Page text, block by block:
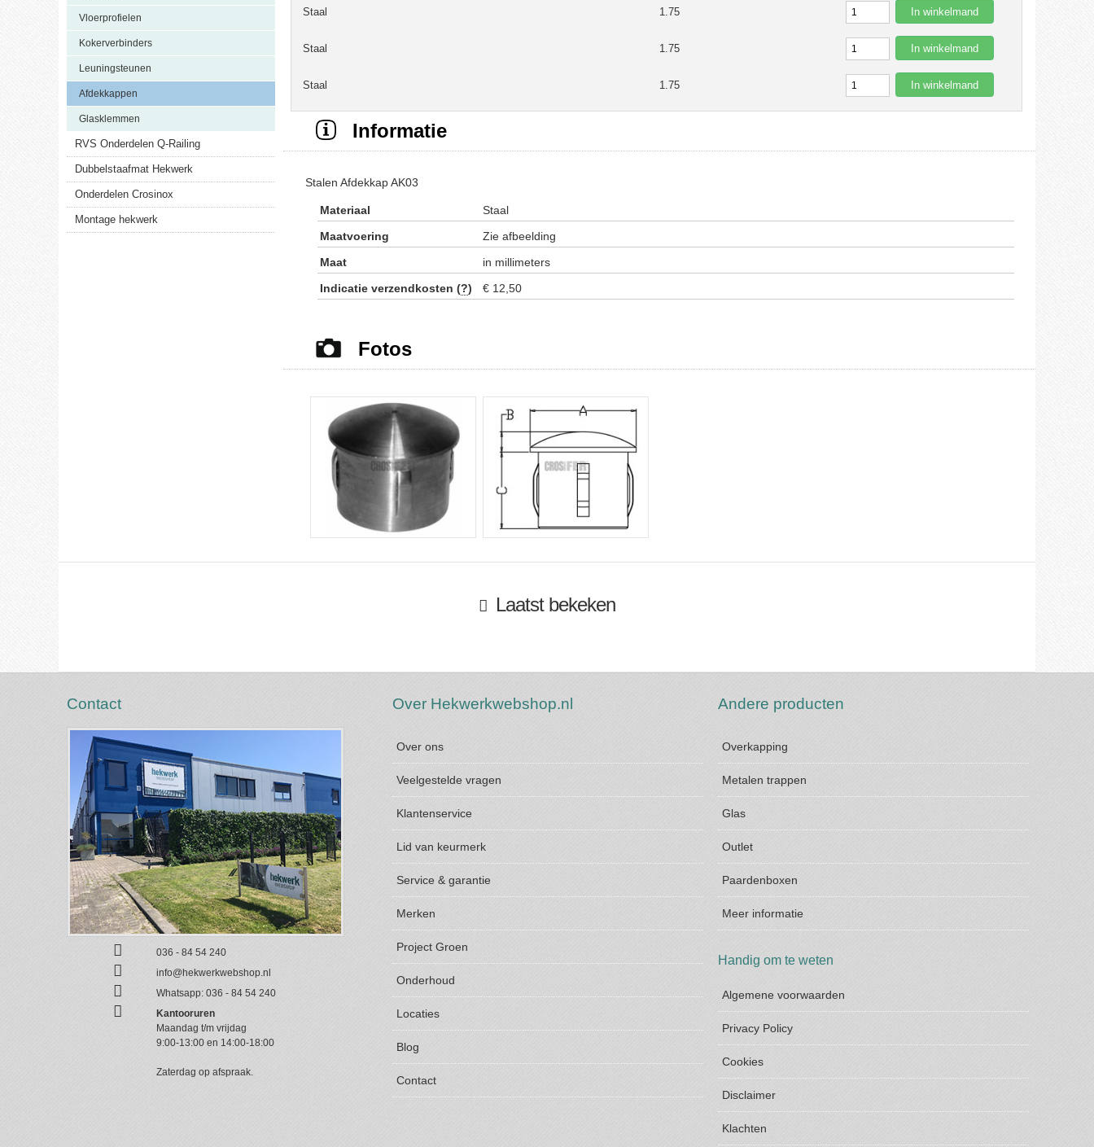
Vloerprofielen
Kokerverbinders
Leuningsteunen
Afdekkappen
Glasklemmen
RVS Onderdelen Q-Railing
Dubbelstaafmat Hekwerk
Onderdelen Crosinox
Montage hekwerk
Staal 1.75 In winkelmand
Staal 1.75 In winkelmand
Staal 1.75 In winkelmand
Informatie
Stalen Afdekkap AK03
Materiaal
Staal
Maatvoering
Zie afbeelding
Maat
in millimeters
Indicatie verzendkosten (?) € 12,50
Fotos
Laatst bekeken
Contact
036 - 84 54 240
info@hekwerkwebshop.nl
Whatsapp: 036 - 84 54 240
Kantooruren
Maandag t/m vrijdag
9:00-13:00 en 14:00-18:00
Zaterdag op afspraak.
Over Hekwerkwebshop.nl
Over ons
Veelgestelde vragen
Klantenservice
Lid van keurmerk
Service & garantie
Merken
Project Groen
Onderhoud
Locaties
Blog
Contact
Andere producten
Overkapping
Metalen trappen
Glas
Outlet
Paardenboxen
Meer informatie
Handig om te weten
Algemene voorwaarden
Privacy Policy
Cookies
Disclaimer
Klachten